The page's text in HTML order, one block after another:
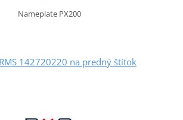
Nameplate PX200
142720220 na predný štítok